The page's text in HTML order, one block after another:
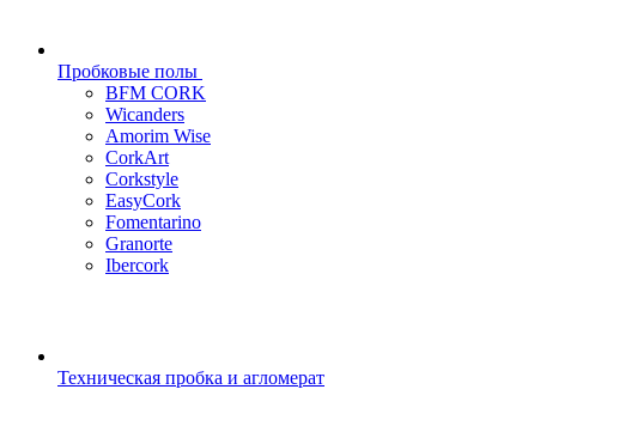
Пробковые полы
BFM CORK
Wicanders
Amorim Wise
CorkArt
Corkstyle
EasyCork
Fomentarino
Granorte
Ibercork
Техническая пробка и агломерат